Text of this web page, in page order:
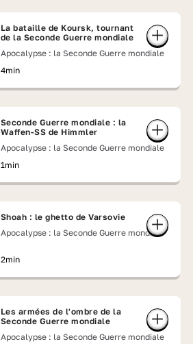
La bataille de Koursk, tournant
de la Seconde Guerre mondiale
Apocalypse : la Seconde Guerre mondiale
4min
Seconde Guerre mondiale : la
Waffen-SS de Himmler
Apocalypse : la Seconde Guerre mondiale
1min
Shoah : le ghetto de Varsovie
Apocalypse : la Seconde Guerre mondiale
2min
Les armées de l'ombre de la
Seconde Guerre mondiale
Apocalypse : la Seconde Guerre mondiale